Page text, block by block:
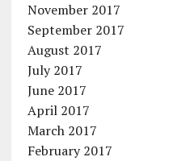
November 2017
September 2017
August 2017
July 2017
June 2017
April 2017
March 2017
February 2017